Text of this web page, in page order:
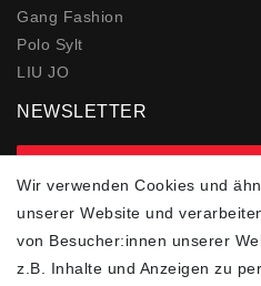
Gang Fashion
Polo Sylt
LIU JO
NEWSLETTER
FOLGEN SIE UNS
Wir verwenden Cookies und
unserer Website und
von Besucher:innen unserer
z.B. Inhalte und Anzeigen zu